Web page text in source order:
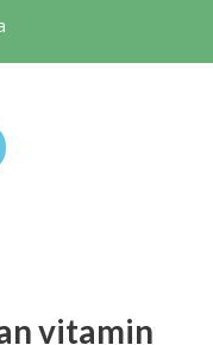
vitamin